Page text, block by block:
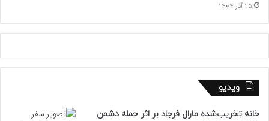
25 آذر 1404
ویدیو
خانه تخریب‌شده مارال فرجاد بر اثر حمله دشمن